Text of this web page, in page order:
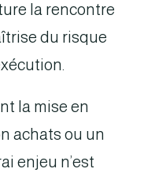
la rencontre
du risque
la mise en
achats ou un
enjeu n’est